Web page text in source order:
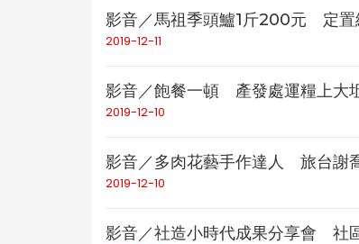
影音／馬祖季頭鱸1斤200元 定置
2019-12-11
影音／飽餐一頓 產發處運糧上大
2019-12-10
影音／多肉花藝手作達人 旅台謝
2019-12-10
影音／社造小時代成果分享會 社